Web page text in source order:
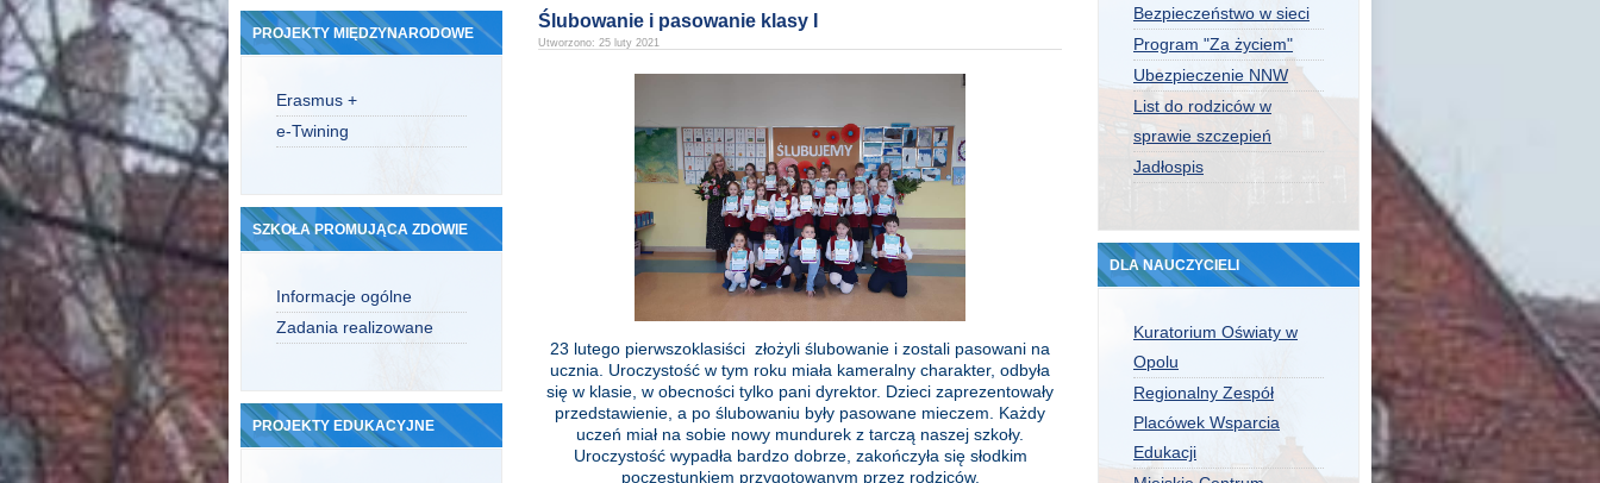
PROJEKTY MIĘDZYNARODOWE
Erasmus +
e-Twining
SZKOŁA PROMUJĄCA ZDOWIE
Informacje ogólne
Zadania realizowane
PROJEKTY EDUKACYJNE
Ślubowanie i pasowanie klasy I
Utworzono: 25 luty 2021
23 lutego pierwszoklasiści złożyli ślubowanie i zostali pasowani na
ucznia. Uroczystość w tym roku miała kameralny charakter, odbyła
się w klasie, w obecności tylko pani dyrektor. Dzieci zaprezentowały
przedstawienie, a po ślubowaniu były pasowane mieczem. Każdy
uczeń miał na sobie nowy mundurek z tarczą naszej szkoły.
Uroczystość wypadła bardzo dobrze, zakończyła się słodkim
poczęstunkiem przygotowanym przez rodziców.
Bezpieczeństwo w sieci
Program "Za życiem"
Ubezpieczenie NNW
List do rodziców w
sprawie szczepień
Jadłospis
DLA NAUCZYCIELI
Kuratorium Oświaty w
Opolu
Regionalny Zespół
Placówek Wsparcia
Edukacji